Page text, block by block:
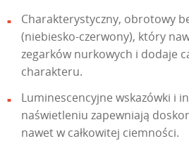
Charakterystyczny, obrotowy
(niebiesko-czerwony), który
zegarków nurkowych i dodaje
charakteru.
Luminescencyjne wskazówki i
naświetleniu zapewniają
nawet w całkowitej ciemności.